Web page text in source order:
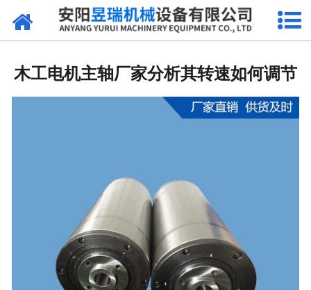
网站首页
厂区环境
联系我们
木工电机主轴厂家分析其转速如何调节